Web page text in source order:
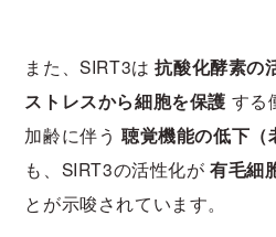
また、SIRT3は抗酸化酵素の
ストレスから細胞を保護 する
加齢に伴う 聴覚機能の低下（
も、SIRT3の活性化が有毛細
とが示唆されています。